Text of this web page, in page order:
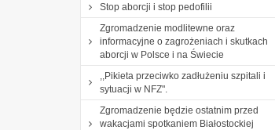
Stop aborcji i stop pedofilii
Zgromadzenie modlitewne oraz
informacyjne o zagrożeniach i skutkach
aborcji w Polsce i na Świecie
,,Pikieta przeciwko zadłużeniu szpitali i
sytuacji w NFZ".
Zgromadzenie będzie ostatnim przed
wakacjami spotkaniem Białostockiej